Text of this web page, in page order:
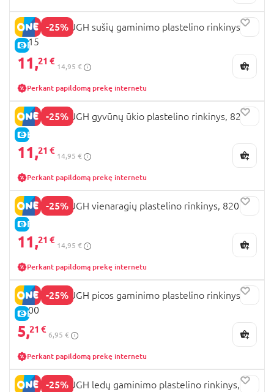
-25%
E-KAINA
PLAYGO DOUGH sušių gaminimo plastelino rinkinys,
8215
11,21 €
14,95 €
Perkant papildomą prekę internetu
-25%
E-KAINA
PLAYGO DOUGH gyvūnų ūkio plastelino rinkinys, 8202
11,21 €
14,95 €
Perkant papildomą prekę internetu
-25%
E-KAINA
PLAYGO DOUGH vienaragių plastelino rinkinys, 8201
11,21 €
14,95 €
Perkant papildomą prekę internetu
-25%
E-KAINA
PLAYGO DOUGH picos gaminimo plastelino rinkinys,
8100
5,21 €
6,95 €
Perkant papildomą prekę internetu
-25%
PLAYGO DOUGH ledų gaminimo plastelino rinkinys,